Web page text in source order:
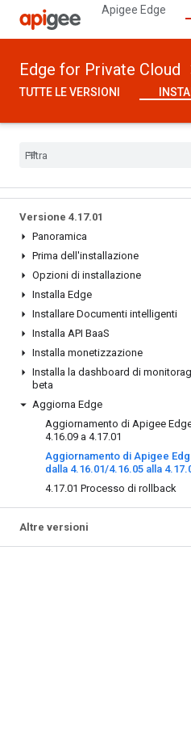
Apigee Edge
Edge for Private Cloud
TUTTE LE VERSIONI
Versione 4.17.01
Panoramica
Prima dell'installazione
Opzioni di installazione
Installa Edge
Installare Documenti intelligenti
Installa API BaaS
Installa monetizzazione
Installa la dashboard di
beta
Aggiorna Edge
Aggiornamento di Apigee
4.16.09 a 4.17.01
Aggiornamento di Apigee
dalla 4.16.01/4.16.05 alla 4.17.
4.17.01 Processo di rollback
Altre versioni